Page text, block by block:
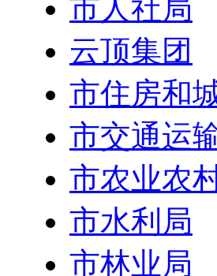
市人社局
云顶集团
市住房和
市交通运
市农业农
市水利局
市林业局